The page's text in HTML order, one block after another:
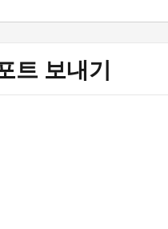
트 보내기